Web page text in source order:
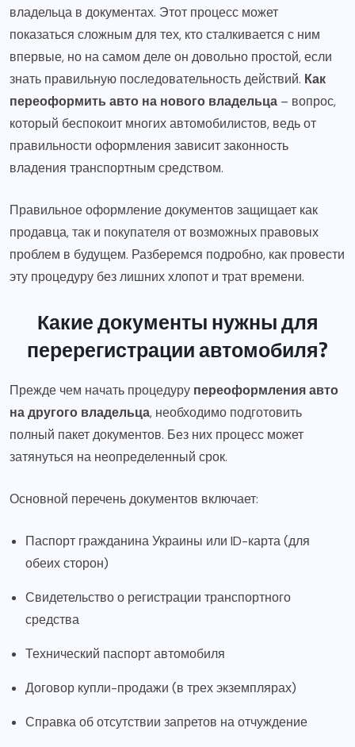
владельца в документах. Этот процесс может
показаться сложным для тех, кто сталкивается с ним
впервые, но на самом деле он довольно простой, если
знать правильную последовательность действий. Как
переоформить авто на нового владельца – вопрос,
который беспокоит многих автомобилистов, ведь от
правильности оформления зависит законность
владения транспортным средством.
Правильное оформление документов защищает как
продавца, так и покупателя от возможных правовых
проблем в будущем. Разберемся подробно, как провести
эту процедуру без лишних хлопот и трат времени.
Какие документы нужны для
перерегистрации автомобиля?
Прежде чем начать процедуру переоформления авто
на другого владельца, необходимо подготовить
полный пакет документов. Без них процесс может
затянуться на неопределенный срок.
Основной перечень документов включает:
Паспорт гражданина Украины или ID-карта (для
обеих сторон)
Свидетельство о регистрации транспортного
средства
Технический паспорт автомобиля
Договор купли-продажи (в трех экземплярах)
Справка об отсутствии запретов на отчуждение